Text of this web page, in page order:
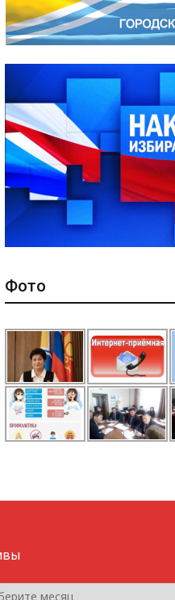
Фото